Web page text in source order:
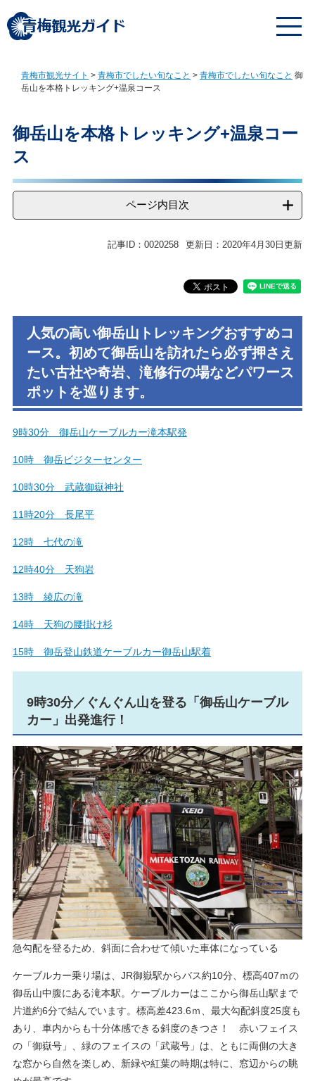
ー
ジ
ニ
ュ
青梅市観光サイト > 青梅市でしたい旬なこと > 青梅市でしたい旬なこと 御
岳山を本格トレッキング+温泉コース
文
御岳山を本格トレッキング+温泉コー
ス
ページ内目次
記事ID：0020258 更新日：2020年4月30日更新
人気の高い御岳山トレッキングおすすめコ
ース。初めて御岳山を訪れたら必ず押さえ
たい古社や奇岩、滝修行の場などパワース
ポットを巡ります。
9時30分 御岳山ケーブルカー滝本駅発
10時 御岳ビジターセンター
10時30分 武蔵御嶽神社
11時20分 長尾平
12時 七代の滝
12時40分 天狗岩
13時 綾広の滝
14時 天狗の腰掛け杉
15時 御岳登山鉄道ケーブルカー御岳山駅着
9時30分／ぐんぐん山を登る「御岳山ケーブル
カー」出発進行！
​急勾配を登るため、斜面に合わせて傾いた車体になっている
ケーブルカー乗り場は、JR御嶽駅からバス約10分、標高407ｍの
御岳山中腹にある滝本駅。ケーブルカーはここから御岳山駅まで
片道約6分で結んでいます。標高差423.6ｍ、最大勾配斜度25度も
あり、車内からも十分体感できる斜度のきつさ！ 赤いフェイス
の「御嶽号」、緑のフェイスの「武蔵号」は、ともに両側の大き
な窓から自然を楽しめ、新緑や紅葉の時期は特に、窓辺からの眺